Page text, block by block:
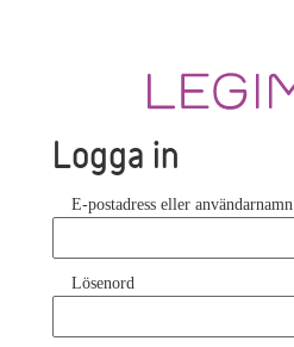
Logga in
E-postadress eller användarnamn
Lösenord